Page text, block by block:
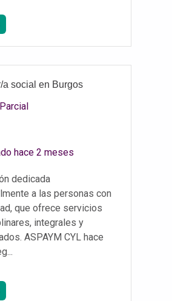
a social en Burgos
hace 2 meses
dedicada
a las personas con
que ofrece servicios
integrales y
ASPAYM CYL hace